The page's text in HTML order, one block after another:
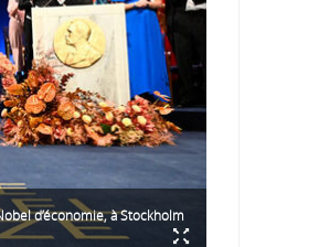
d’économie, à Stockholm